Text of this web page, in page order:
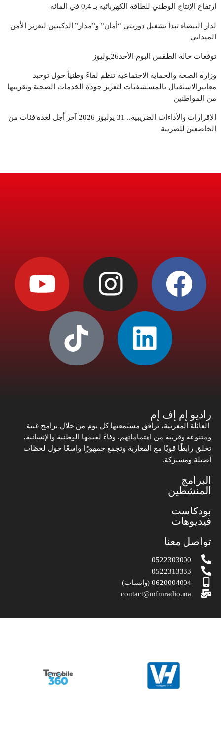
ارتفاع الإنتاج الوطني للطاقة الكهربائية بـ 0,4 في المائة
لدار البيضاء تبدأ تشغيل دوريتي “أمان” و”مدار” الذكيتين لتعزيز الأمن
الميداني
توقعات حالة الطقس البوم الأحد26يوليوز
وزارة الصحة والحماية الاجتماعية تنظم لقاءً وطنياً حول توحيد
معاييرالاستقبال بالمستشفيات لتعزيز جودة الخدمات الصحية وتقريبها
من المواطنين
الإقرارات والأداءات الضريبية.. 31 يوليوز 2026 آخر أجل لعدة فئات من
الخاضعين للضريبة
راديو إم إف إم
العائلة المغربية، ترافق مستمعيها كل يوم من خلال برامج غنية
ومتنوعة وقريبة من اهتماماتهم. وفاءً لقيمها الوطنية والإنسانية،
تخلق رابطًا قويًا مع المغاربة وتجمع جمهورًا واسعًا حول لحظات
أصيلة ومشتركة.
البرامج
المنشطين
بودكاست
فيديوهات
تواصل معنا
0522303000
0522313333
0620004004 (واتساب)
contact@mfmradio.ma